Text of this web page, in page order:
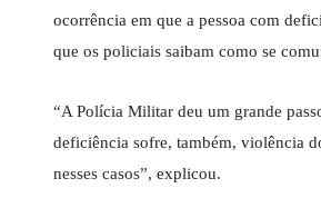
ocorrência em que a pessoa com
que os policiais saibam como se
“A Polícia Militar deu um grande
deficiência sofre, também, violência
nesses casos”, explicou.